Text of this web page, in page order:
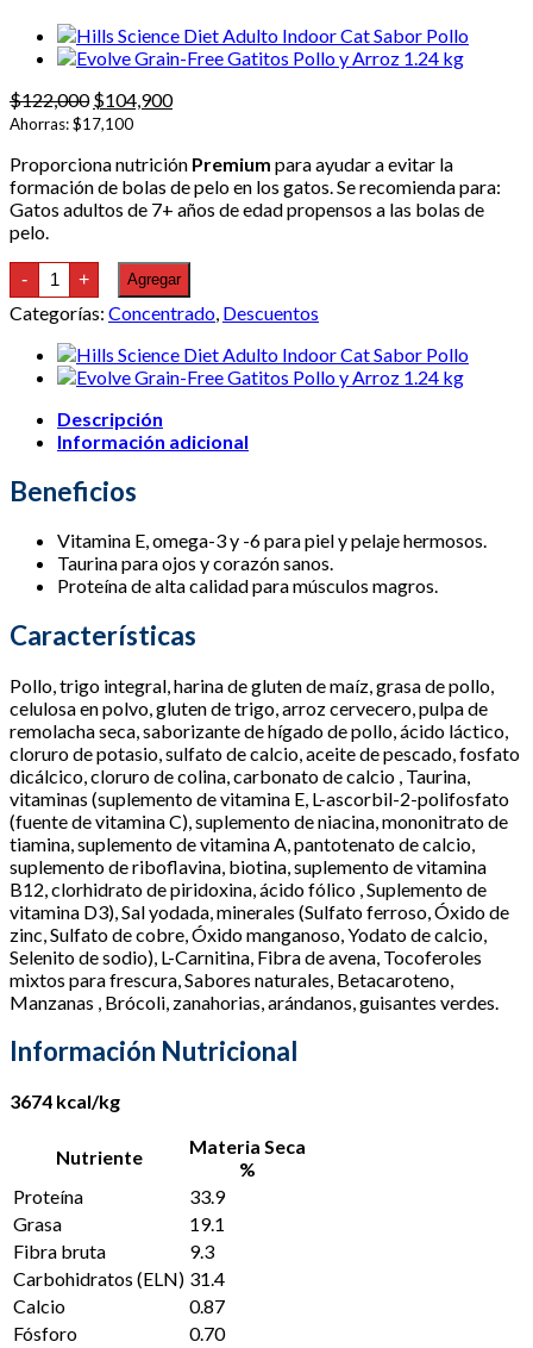
$122,000 El
precio
era:
$122,000.
$104,900El
es:
$104,900.
Ahorras:$17,100
Proporciona nutrición Premium para ayudar a evitar la
formación de bolas de pelo en los gatos. Se recomienda para:
Gatos adultos de 7+ años de edad propensos a las bolas de
pelo.
- Hills
Science
Diet
Gato
Hairball
Control
+7
Pollo
3.5
cantidad
+ Agregar
Categorías: Concentrado, Descuentos
Descripción
Información adicional
Beneficios
Vitamina E, omega-3 y -6 para piel y pelaje hermosos.
Taurina para ojos y corazón sanos.
Proteína de alta calidad para músculos magros.
Características
Pollo, trigo integral, harina de gluten de maíz, grasa de pollo,
celulosa en polvo, gluten de trigo, arroz cervecero, pulpa de
remolacha seca, saborizante de hígado de pollo, ácido láctico,
cloruro de potasio, sulfato de calcio, aceite de pescado, fosfato
dicálcico, cloruro de colina, carbonato de calcio , Taurina,
vitaminas (suplemento de vitamina E, L-ascorbil-2-polifosfato
(fuente de vitamina C), suplemento de niacina, mononitrato de
tiamina, suplemento de vitamina A, pantotenato de calcio,
suplemento de riboflavina, biotina, suplemento de vitamina
B12, clorhidrato de piridoxina, ácido fólico , Suplemento de
vitamina D3), Sal yodada, minerales (Sulfato ferroso, Óxido de
zinc, Sulfato de cobre, Óxido manganoso, Yodato de calcio,
Selenito de sodio), L-Carnitina, Fibra de avena, Tocoferoles
mixtos para frescura, Sabores naturales, Betacaroteno,
Manzanas , Brócoli, zanahorias, arándanos, guisantes verdes.
Información Nutricional
3674 kcal/kg
Nutriente
Materia Seca
%
Proteína
33.9
Grasa
19.1
Fibra bruta
9.3
Carbohidratos (ELN) 31.4
Calcio
0.87
Fósforo
0.70